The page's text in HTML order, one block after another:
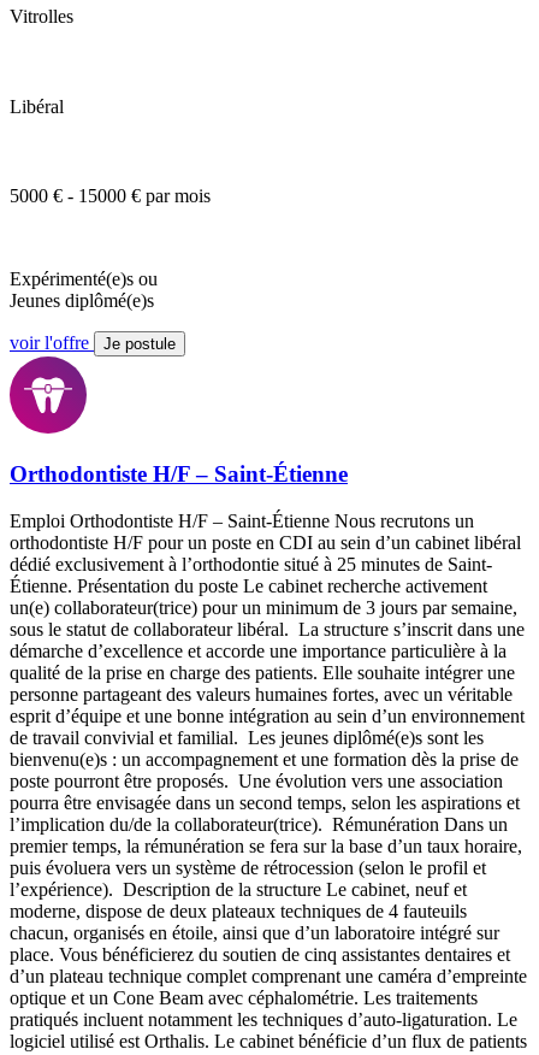
Vitrolles
Libéral
5000 € - 15000 € par mois
Expérimenté(e)s ou
Jeunes diplômé(e)s
voir l'offre Je postule
Orthodontiste H/F – Saint-Étienne
Emploi Orthodontiste H/F – Saint-Étienne Nous recrutons un
orthodontiste H/F pour un poste en CDI au sein d’un cabinet libéral
dédié exclusivement à l’orthodontie situé à 25 minutes de Saint-
Étienne. Présentation du poste Le cabinet recherche activement
un(e) collaborateur(trice) pour un minimum de 3 jours par semaine,
sous le statut de collaborateur libéral. La structure s’inscrit dans une
démarche d’excellence et accorde une importance particulière à la
qualité de la prise en charge des patients. Elle souhaite intégrer une
personne partageant des valeurs humaines fortes, avec un véritable
esprit d’équipe et une bonne intégration au sein d’un environnement
de travail convivial et familial. Les jeunes diplômé(e)s sont les
bienvenu(e)s : un accompagnement et une formation dès la prise de
poste pourront être proposés. Une évolution vers une association
pourra être envisagée dans un second temps, selon les aspirations et
l’implication du/de la collaborateur(trice). Rémunération Dans un
premier temps, la rémunération se fera sur la base d’un taux horaire,
puis évoluera vers un système de rétrocession (selon le profil et
l’expérience). Description de la structure Le cabinet, neuf et
moderne, dispose de deux plateaux techniques de 4 fauteuils
chacun, organisés en étoile, ainsi que d’un laboratoire intégré sur
place. Vous bénéficierez du soutien de cinq assistantes dentaires et
d’un plateau technique complet comprenant une caméra d’empreinte
optique et un Cone Beam avec céphalométrie. Les traitements
pratiqués incluent notamment les techniques d’auto-ligaturation. Le
logiciel utilisé est Orthalis. Le cabinet bénéficie d’un flux de patients